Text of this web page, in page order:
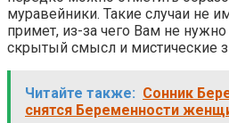
муравейники. Такие случаи не
примет, из-за чего Вам не нужно
скрытый смысл и мистические
Читайте также: Сонник
снятся Беременности